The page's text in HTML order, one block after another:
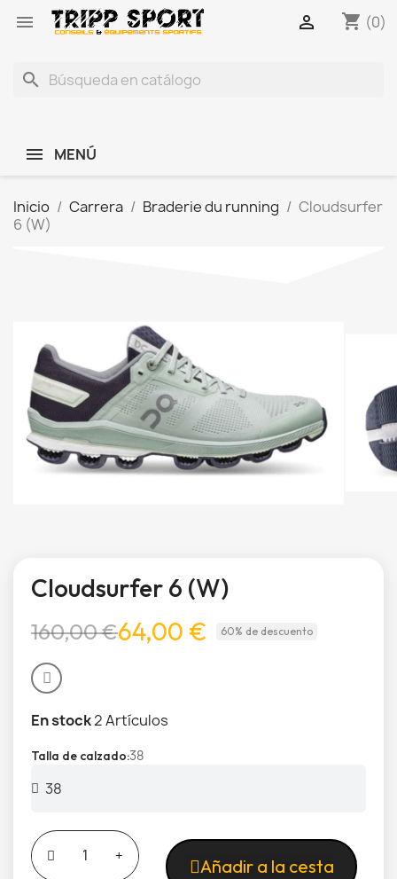
 shopping_cart (0)

search
MENÚ
Inicio Carrera Braderie du running
Cloudsurfer
6 (W)
Cloudsurfer 6 (W)
160,00 €64,00 € 60% de descuento
En stock2 Artículos
Talla de calzado 38
Añadir a la cesta